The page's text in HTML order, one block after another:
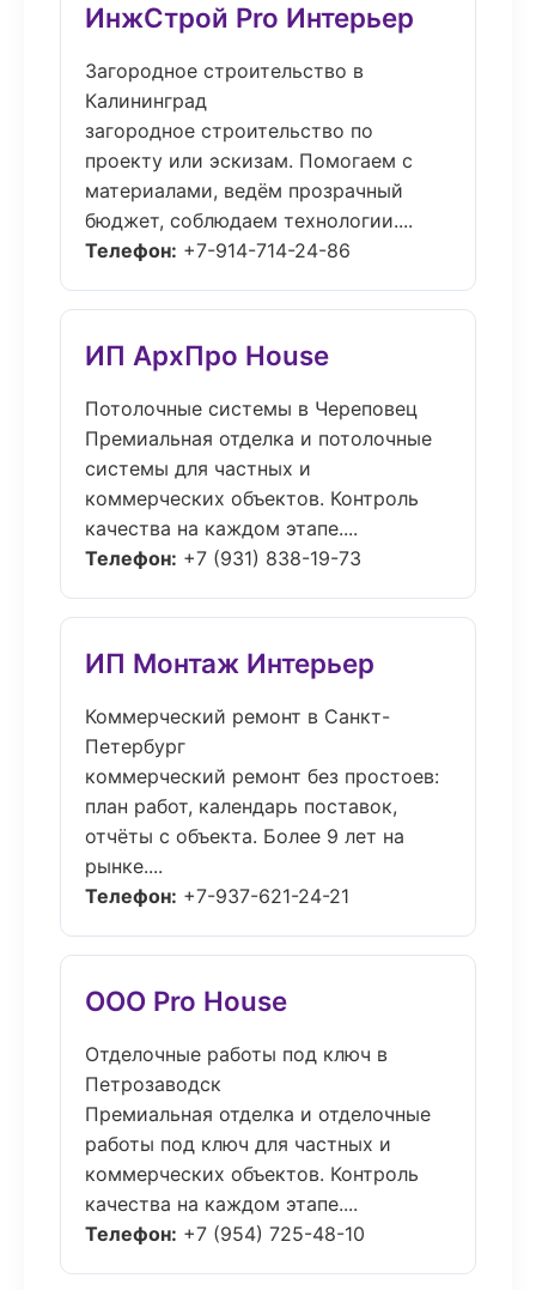
ИнжСтрой Pro Интерьер
Загородное строительство в
Калининград
загородное строительство по
проекту или эскизам. Помогаем с
материалами, ведём прозрачный
бюджет, соблюдаем технологии....
Телефон: +7-914-714-24-86
ИП АрхПро House
Потолочные системы в Череповец
Премиальная отделка и потолочные
системы для частных и
коммерческих объектов. Контроль
качества на каждом этапе....
Телефон: +7 (931) 838-19-73
ИП Монтаж Интерьер
Коммерческий ремонт в Санкт-
Петербург
коммерческий ремонт без простоев:
план работ, календарь поставок,
отчёты с объекта. Более 9 лет на
рынке....
Телефон: +7-937-621-24-21
ООО Pro House
Отделочные работы под ключ в
Петрозаводск
Премиальная отделка и отделочные
работы под ключ для частных и
коммерческих объектов. Контроль
качества на каждом этапе....
Телефон: +7 (954) 725-48-10